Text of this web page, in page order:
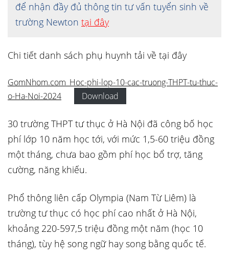
để nhận đầy đủ thông tin tư vấn tuyển sinh về
trường Newton tại đây
Chi tiết danh sách phụ huynh tải về tại đây
GomNhom.com_Hoc-phi-lop-10-cac-truong-THPT-tu-thuc-
o-Ha-Noi-2024
Download
30 trường THPT tư thục ở Hà Nội đã công bố học
phí lớp 10 năm học tới, với mức 1,5-60 triệu đồng
một tháng, chưa bao gồm phí học bổ trợ, tăng
cường, năng khiếu.
Phổ thông liên cấp Olympia (Nam Từ Liêm) là
trường tư thục có học phí cao nhất ở Hà Nội,
khoảng 220-597,5 triệu đồng một năm (học 10
tháng), tùy hệ song ngữ hay song bằng quốc tế.